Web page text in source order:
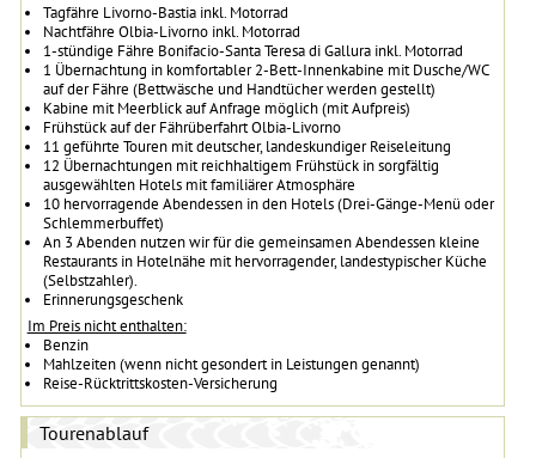
Tagfähre Livorno-Bastia inkl. Motorrad
Nachtfähre Olbia-Livorno inkl. Motorrad
1-stündige Fähre Bonifacio-Santa Teresa di Gallura inkl. Motorrad
1 Übernachtung in komfortabler 2-Bett-Innenkabine mit Dusche/WC
auf der Fähre (Bettwäsche und Handtücher werden gestellt)
Kabine mit Meerblick auf Anfrage möglich (mit Aufpreis)
Frühstück auf der Fährüberfahrt Olbia-Livorno
11 geführte Touren mit deutscher, landeskundiger Reiseleitung
12 Übernachtungen mit reichhaltigem Frühstück in sorgfältig
ausgewählten Hotels mit familiärer Atmosphäre
10 hervorragende Abendessen in den Hotels (Drei-Gänge-Menü oder
Schlemmerbuffet)
An 3 Abenden nutzen wir für die gemeinsamen Abendessen kleine
Restaurants in Hotelnähe mit hervorragender, landestypischer Küche
(Selbstzahler).
Erinnerungsgeschenk
Im Preis nicht enthalten:
Benzin
Mahlzeiten (wenn nicht gesondert in Leistungen genannt)
Reise-Rücktrittskosten-Versicherung
Tourenablauf